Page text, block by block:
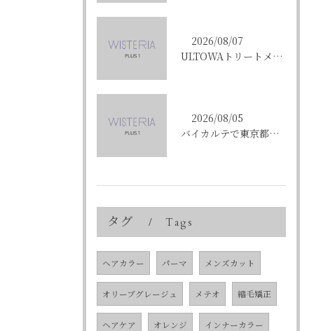
2026/08/07
ULTOWAトリートメントで東京都中央区銀座の髪質改善を目指す人への効果と選び方ガイド
2026/08/05
バイカルテで東京都中央区銀座のエイジングケア悩みを解決する方法と正規品選びのポイント
タグ Tags
ヘアカラー パーマ メンズカット
オリーブグレージュ メテオ 縮毛矯正
ヘアケア オレンジ インナーカラー